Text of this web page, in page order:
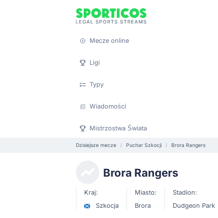
Mecze online
Ligi
Typy
Wiadomości
Mistrzostwa Świata
Dzisiejsze mecze Puchar Szkocji Brora Rangers
Brora Rangers
Kraj:
Szkocja
Miasto:
Brora
Stadion:
Dudgeon Park